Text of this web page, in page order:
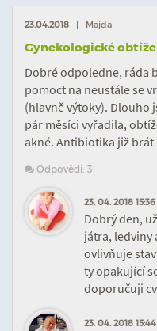
23.04.2018 | Majda
Gynekologické obtíže
Dobré odpoledne, ráda
pomoct na neustále se
(hlavně výtoky). Dlouho
pár měsíci vyřadila,
akné. Antibiotika již
Odpovědí: 3
23. 04. 2018 15:36
Dobrý den,
játra, ledviny
ovlivňuje
ty opakující
doporučuji
23. 04. 2018 15:44